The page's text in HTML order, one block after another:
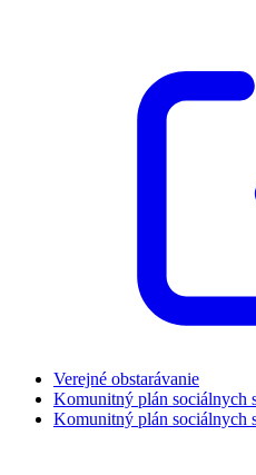
Verejné obstarávanie
Komunitný plán sociálnych
Komunitný plán sociálnych